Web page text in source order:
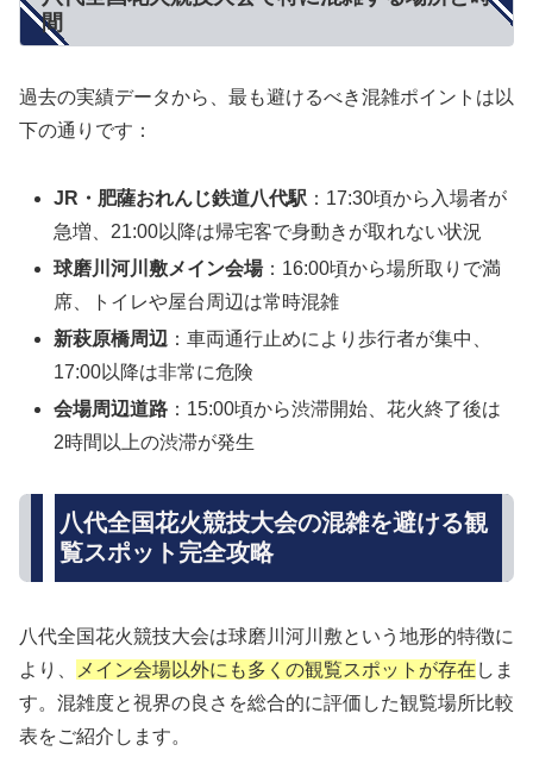
間
過去の実績データから、最も避けるべき混雑ポイントは以
下の通りです：
JR・肥薩おれんじ鉄道八代駅 ：17:30頃から入場者が
急増、21:00以降は帰宅客で身動きが取れない状況
球磨川河川敷メイン会場：16:00頃から場所取りで満
席、トイレや屋台周辺は常時混雑
新萩原橋周辺 ：車両通行止めにより歩行者が集中、
17:00以降は非常に危険
会場周辺道路 ：15:00頃から渋滞開始、花火終了後は
2時間以上の渋滞が発生
八代全国花火競技大会の混雑を避ける観
覧スポット完全攻略
八代全国花火競技大会は球磨川河川敷という地形的特徴に
より、
メイン会場以外にも多くの観覧スポットが存在 しま
す。混雑度と視界の良さを総合的に評価した観覧場所比較
表をご紹介します。